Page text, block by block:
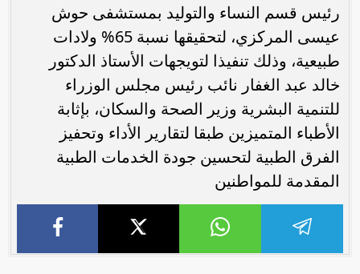
رئيس قسم النساء والتوليد بمستشفى حوش
عيسى المركزي، لتحقيقها نسبة 65% ولادات
طبيعية، وذلك تنفيذا لتويجهات الأستاذ الدكتور
خالد عبد الغفار نائب رئيس مجلس الوزراء
للتنمية البشرية وزير الصحة والسكان، بإثابة
الأطباء المتميزين طبقا لتقارير الأداء وتحفيز
الفرق الطبية لتحسين جودة الخدمات الطبية
المقدمة للمواطنين